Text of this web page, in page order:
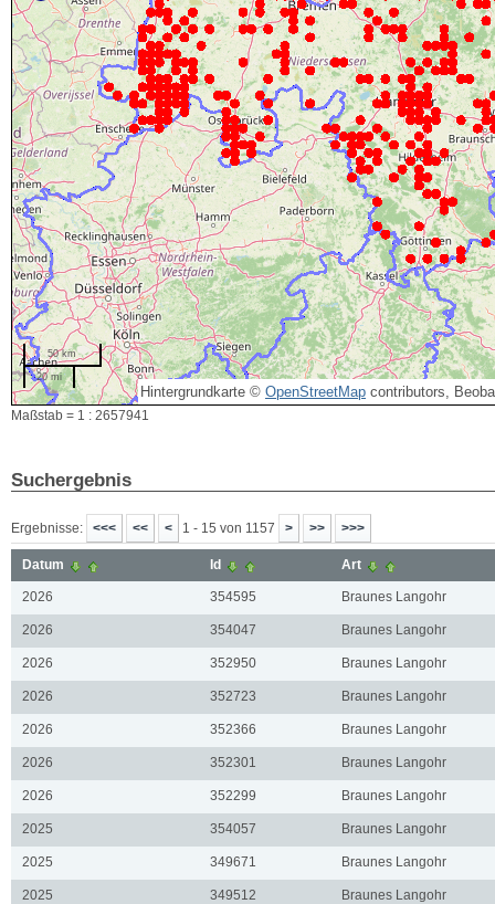
Hintergrundkarte © OpenStreetMap contributors,
50 km
20 mi
Maßstab = 1 : 2657941
Suchergebnis
Ergebnisse: 1 - 15 von 1157
Datum Id Art
2026 354595 Braunes Langohr
2026 354047 Braunes Langohr
2026 352950 Braunes Langohr
2026 352723 Braunes Langohr
2026 352366 Braunes Langohr
2026 352301 Braunes Langohr
2026 352299 Braunes Langohr
2025 354057 Braunes Langohr
2025 349671 Braunes Langohr
2025 349512 Braunes Langohr